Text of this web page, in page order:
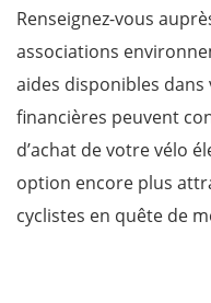
Renseignez-vous
associations
aides disponibles
financières peuvent
d’achat de votre vélo
option encore plus
cyclistes en quête de